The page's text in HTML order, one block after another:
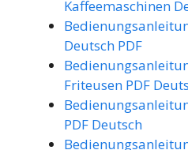
Kaffeemaschinen
Deutsch PDF
Friteusen PDF
PDF Deutsch